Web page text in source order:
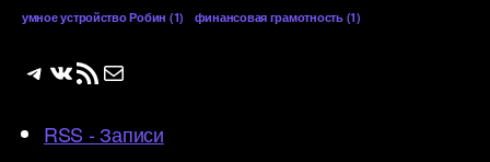
умное устройство Робин (1) финансовая грамотность(1)
Telegram
ВКонтакте
RSS-лентаПочта
RSS - Записи